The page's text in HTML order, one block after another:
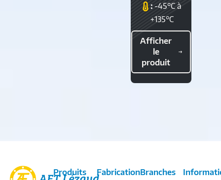
: -45°C à
+135°C
Afficher
le
produit
Produits
FabricationBranches